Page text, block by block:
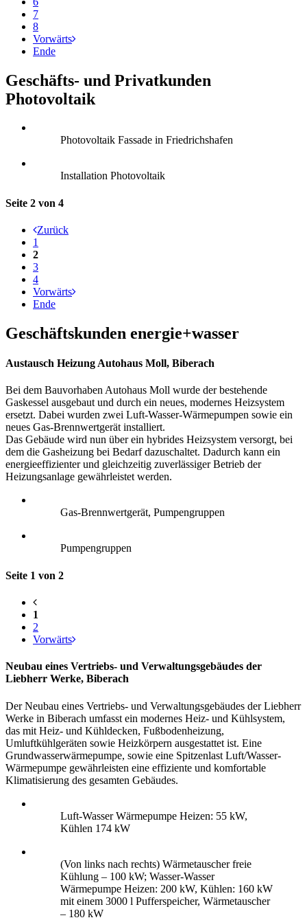
7
8
Vorwärts
Ende
Geschäfts- und Privatkunden
Photovoltaik
Photovoltaik Fassade in Friedrichshafen
Installation Photovoltaik
Seite 2 von 4
Zurück
1
2
3
4
Vorwärts
Ende
Geschäftskunden energie+wasser
Austausch Heizung Autohaus Moll, Biberach
Bei dem Bauvorhaben Autohaus Moll wurde der bestehende
Gaskessel ausgebaut und durch ein neues, modernes Heizsystem
ersetzt. Dabei wurden zwei Luft-Wasser-Wärmepumpen sowie ein
neues Gas-Brennwertgerät installiert.
Das Gebäude wird nun über ein hybrides Heizsystem versorgt, bei
dem die Gasheizung bei Bedarf dazuschaltet. Dadurch kann ein
energieeffizienter und gleichzeitig zuverlässiger Betrieb der
Heizungsanlage gewährleistet werden.
Gas-Brennwertgerät, Pumpengruppen
Pumpengruppen
Seite 1 von 2
1
2
Vorwärts
Neubau eines Vertriebs- und Verwaltungsgebäudes der
Liebherr Werke, Biberach
Der Neubau eines Vertriebs- und Verwaltungsgebäudes der Liebherr
Werke in Biberach umfasst ein modernes Heiz- und Kühlsystem,
das mit Heiz- und Kühldecken, Fußbodenheizung,
Umluftkühlgeräten sowie Heizkörpern ausgestattet ist. Eine
Grundwasserwärmepumpe, sowie eine Spitzenlast Luft/Wasser-
Wärmepumpe gewährleisten eine effiziente und komfortable
Klimatisierung des gesamten Gebäudes.
Luft-Wasser Wärmepumpe Heizen: 55 kW,
Kühlen 174 kW
(Von links nach rechts) Wärmetauscher freie
Kühlung – 100 kW; Wasser-Wasser
Wärmepumpe Heizen: 200 kW, Kühlen: 160 kW
mit einem 3000 l Pufferspeicher, Wärmetauscher
– 180 kW